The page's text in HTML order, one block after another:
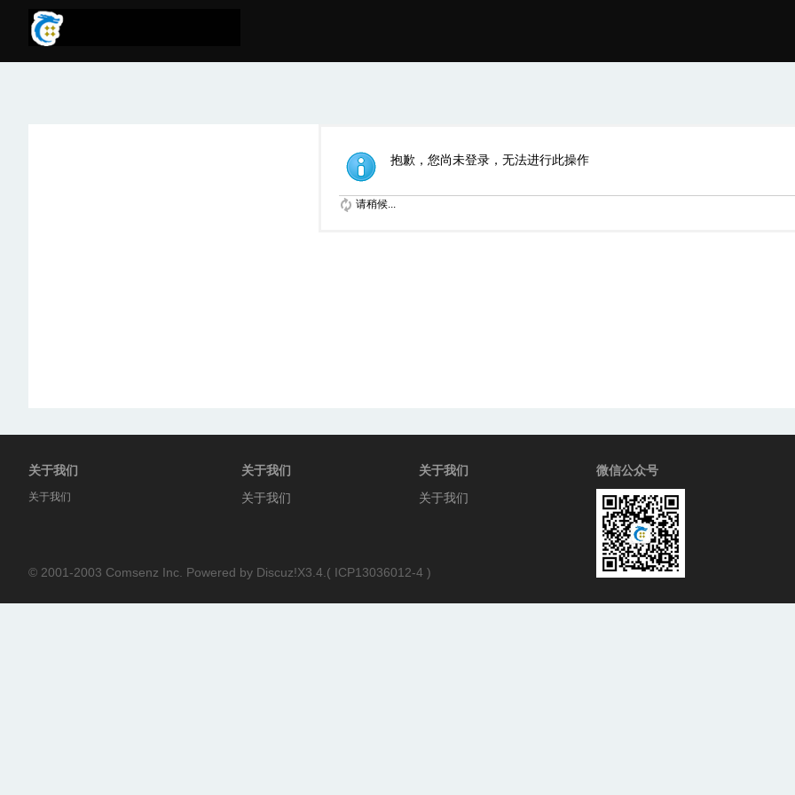
抱歉，您尚未登录，无法进行此操作
请稍候...
关于我们
关于我们
关于我们
关于我们
关于我们
关于我们
微信公众号
© 2001-2003 Comsenz Inc. Powered by Discuz!X3.4. ( ICP13036012-4 )